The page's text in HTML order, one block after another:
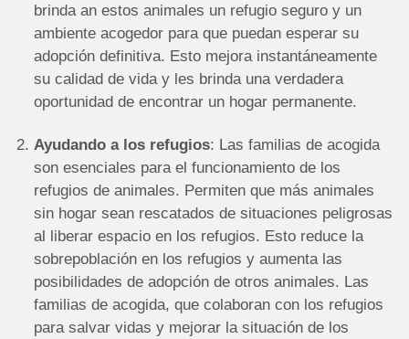
brinda an estos animales un refugio seguro y un
ambiente acogedor para que puedan esperar su
adopción definitiva. Esto mejora instantáneamente
su calidad de vida y les brinda una verdadera
oportunidad de encontrar un hogar permanente.
Ayudando a los refugios: Las familias de acogida
son esenciales para el funcionamiento de los
refugios de animales. Permiten que más animales
sin hogar sean rescatados de situaciones peligrosas
al liberar espacio en los refugios. Esto reduce la
sobrepoblación en los refugios y aumenta las
posibilidades de adopción de otros animales. Las
familias de acogida, que colaboran con los refugios
para salvar vidas y mejorar la situación de los